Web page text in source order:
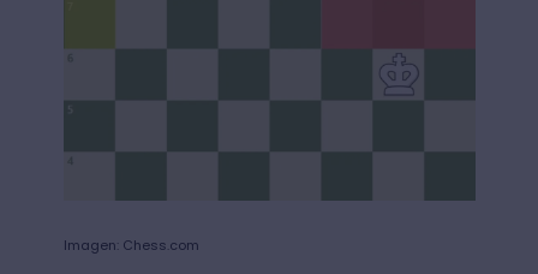
Imagen: Chess.com